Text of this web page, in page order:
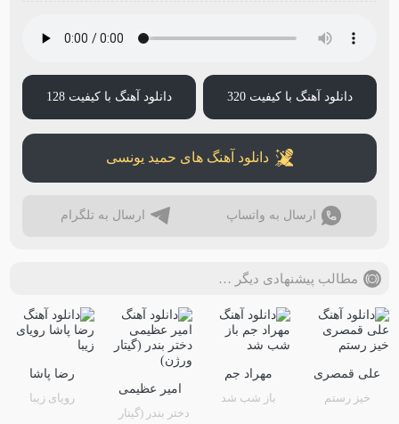
دانلود آهنگ با کیفیت 320 دانلود آهنگ با کیفیت 128
دانلود آهنگ های حمید یونسی
ارسال به واتساپ ارسال به تلگرام
مطالب پیشنهادی دیگر …
علی قمصری
خیز رستم
مهراد جم
باز شب شد
امیر عظیمی
دختر بندر (گیتار
رضا پاشا
رویای زیبا